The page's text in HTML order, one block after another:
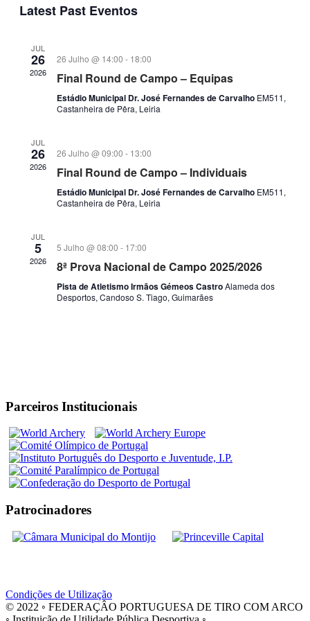
data
Latest Past Eventos
JUL
26
2026
26 Julho @ 14:00 - 18:00
Final Round de Campo – Equipas
Estádio Municipal Dr. José Fernandes de Carvalho EM511,
Castanheira de Pêra, Leiria
JUL
26
2026
26 Julho @ 09:00 - 13:00
Final Round de Campo – Individuais
Estádio Municipal Dr. José Fernandes de Carvalho EM511,
Castanheira de Pêra, Leiria
JUL
5
2026
5 Julho @ 08:00 - 17:00
8ª Prova Nacional de Campo 2025/2026
Pista de Atletismo Irmãos Gémeos CastroAlameda dos
Desportos, Candoso S. Tiago, Guimarães
Parceiros Institucionais
Patrocinadores
Condições de Utilização
© 2022 ◦ FEDERAÇÂO PORTUGUESA DE TIRO COM ARCO